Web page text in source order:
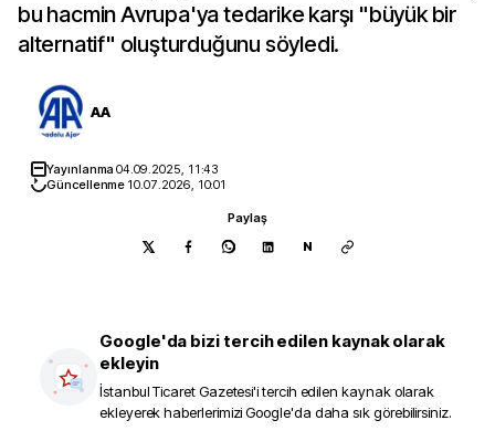
bu hacmin Avrupa'ya tedarike karşı "büyük bir
alternatif" oluşturduğunu söyledi.
AA
Yayınlanma04.09.2025, 11:43
Güncellenme 10.07.2026, 10:01
Paylaş
N
Google'da bizi tercih edilen kaynak olarak
ekleyin
İstanbul Ticaret Gazetesi'i tercih edilen kaynak olarak
ekleyerek haberlerimizi Google'da daha sık görebilirsiniz.